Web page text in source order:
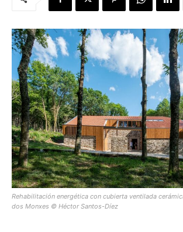
Rehabilitación energética con cubierta ventilada
dos Monxes © Héctor Santos-Díez